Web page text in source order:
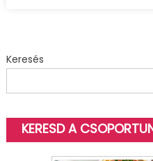
Keresés
KERESD A